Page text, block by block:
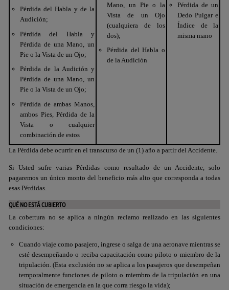
Pérdida del Habla y de la
Audición;
Pérdida del Habla y
Pérdida de una Mano, un
Pie o la Vista de un Ojo;
Pérdida de la Audición y
Pérdida de una Mano, un
Pie o la Vista de un Ojo;
Pérdida de ambas Manos,
ambos Pies, Pérdida de la
Vista o cualquier
combinación de estos
Mano, un Pie o la
Vista de un Ojo
(cualquiera de los
dos);
Pérdida del Habla o
de la Audición
Pérdida de un
Dedo Pulgar e
Índice de la
misma mano
La Pérdida debe ocurrir en el transcurso de un (1) año a partir del Accidente.
Si Usted sufre varias Pérdidas como resultado de un Accidente, solo
pagaremos un único monto del beneficio más alto que corresponda a todas
esas Pérdidas.
QUÉ NO ESTÁ CUBIERTO
La cobertura no se aplica a ningún reclamo realizado en las siguientes
condiciones:
Cuando viaje como pasajero, ingrese o salga de una aeronave mientras se
esté desempeñando o reciba capacitación como piloto o miembro de la
tripulación. (Esta exclusión no se aplica a los pasajeros que desempeñan
temporalmente funciones de piloto o miembro de la tripulación en una
situación de emergencia en la que corra riesgo la vida);